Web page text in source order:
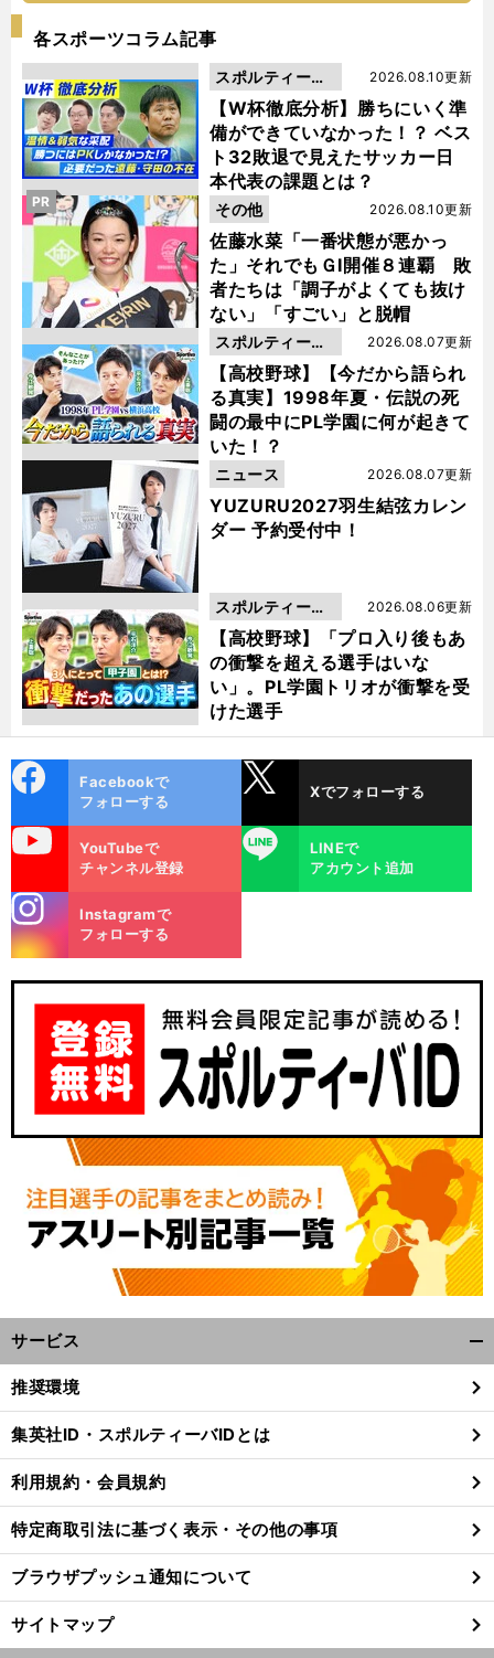
各スポーツコラム記事
【W杯徹底分析】勝ちにいく準
備ができていなかった！？ ベス
ト32敗退で見えたサッカー日
本代表の課題とは？
2026.08.10更新
スポルティーバ
動画
佐藤水菜「一番状態が悪かっ
た」それでもＧⅠ開催８連覇 敗
者たちは「調子がよくても抜け
ない」「すごい」と脱帽
2026.08.10更新
その他
PR
【高校野球】【今だから語られ
る真実】1998年夏・伝説の死
闘の最中にPL学園に何が起きて
いた！？
2026.08.07更新
スポルティーバ
動画
YUZURU2027羽生結弦カレン
ダー 予約受付中！
2026.08.07更新
ニュース
【高校野球】「プロ入り後もあ
の衝撃を超える選手はいな
い」。PL学園トリオが衝撃を受
けた選手
2026.08.06更新
スポルティーバ
動画
ok
Facebookで
フォローする
Xでフォローする
YouTubeで
チャンネル登録
LINE
LINEで
アカウント追加
m
Instagramで
フォローする
サービス
閉
る
推奨環境
集英社ID・スポルティーバIDとは
利用規約・会員規約
特定商取引法に基づく表示・その他の事項
ブラウザプッシュ通知について
サイトマップ